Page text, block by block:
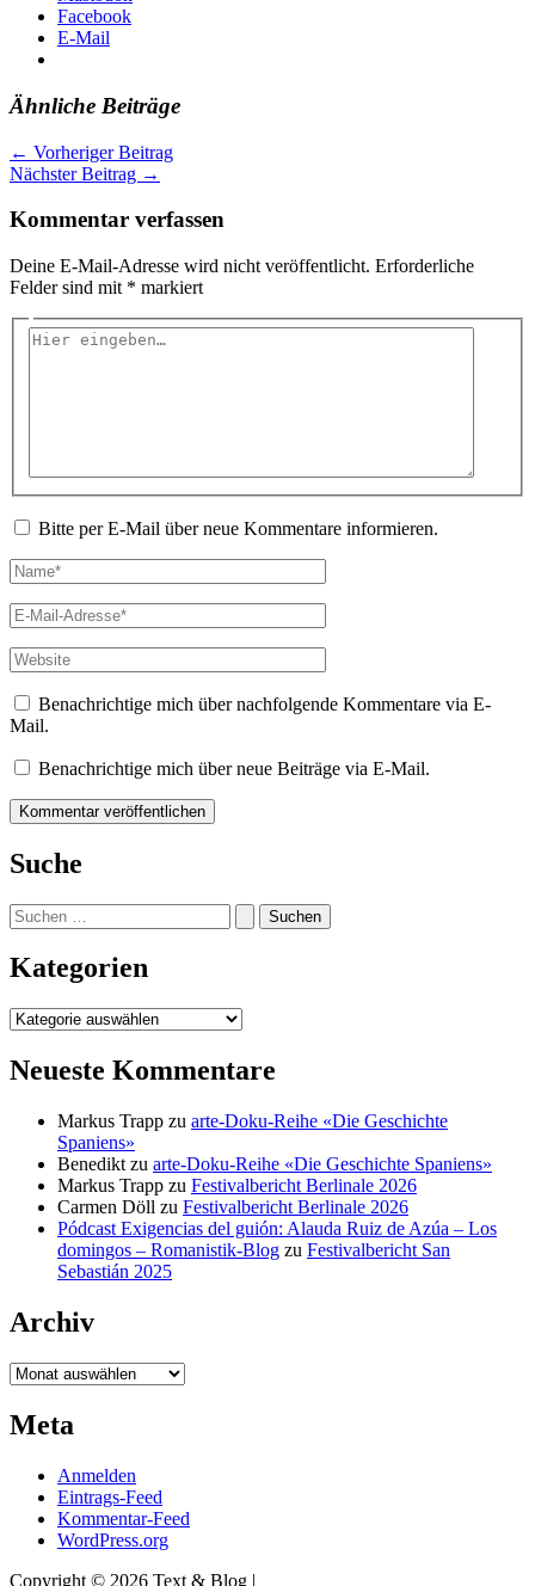
Facebook
E-Mail
Ähnliche Beiträge
← Vorheriger Beitrag
Nächster Beitrag →
Kommentar verfassen
Deine E-Mail-Adresse wird nicht veröffentlicht. Erforderliche
Felder sind mit * markiert
Hier
Bitte per E-Mail über neue Kommentare informieren.
Name*
E-
Mail-
Adresse*
Website
Benachrichtige mich über nachfolgende Kommentare via E-
Mail.
Benachrichtige mich über neue Beiträge via E-Mail.
Suche
Suchen
nach:
Kategorien
Kategorien
Neueste Kommentare
Markus Trapp zu arte-Doku-Reihe «Die Geschichte
Spaniens»
Benedikt zu arte-Doku-Reihe «Die Geschichte Spaniens»
Markus Trapp zu Festivalbericht Berlinale 2026
Carmen Döll zu Festivalbericht Berlinale 2026
Pódcast Exigencias del guión: Alauda Ruiz de Azúa – Los
domingos – Romanistik-Blog zu Festivalbericht San
Sebastián 2025
Archiv
Archiv
Meta
Anmelden
Eintrags-Feed
Kommentar-Feed
WordPress.org
Copyright © 2026 Text & Blog |